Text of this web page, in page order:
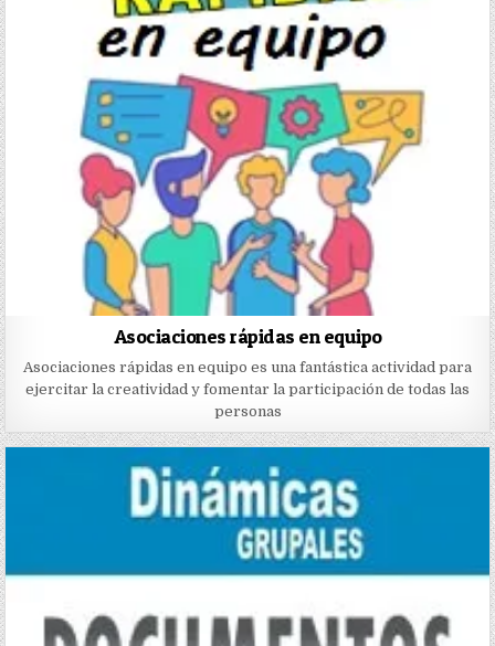
Asociaciones rápidas en equipo
Asociaciones rápidas en equipo es una fantástica actividad para
ejercitar la creatividad y fomentar la participación de todas las
personas